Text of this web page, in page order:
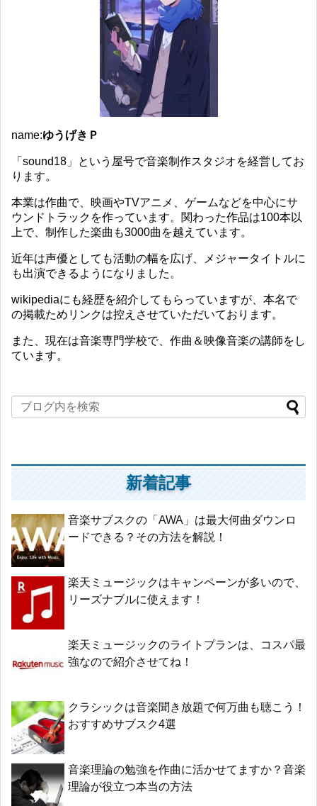
name:ゆうげきＰ
「sound18」という屋号で音楽制作スタジオを経営してお
ります。
本業は作曲で、映画やTVアニメ、ゲームなどを中心にサ
ウンドトラックを作っています。関わった作品は100本以
上で、制作した楽曲も3000曲を越えています。
近年は声優としても活動の幅を広げ、メジャータイトルに
も出演できるようになりました。
wikipediaにも経歴を紹介してもらっていますが、本名で
の掲載ためリンクは控えさせていただいております。
また、現在は音楽専門学校で、作曲＆映像音楽の講師をし
ています。
新着記事
音楽サブスクの「AWA」は最大何曲ダウンロ
ードできる？その方法を解説！
楽天ミュージックはキャンペーンが多いので、
リーズナブルに使えます！
楽天ミュージックのライトプランは、コスパ最
強なので紹介させてね！
クラシックは音楽聞き放題で何万曲も聴こう！
おすすめサブスク4選
音楽理論の勉強を作曲に活かせてますか？音楽
理論が役立つ本当の方法